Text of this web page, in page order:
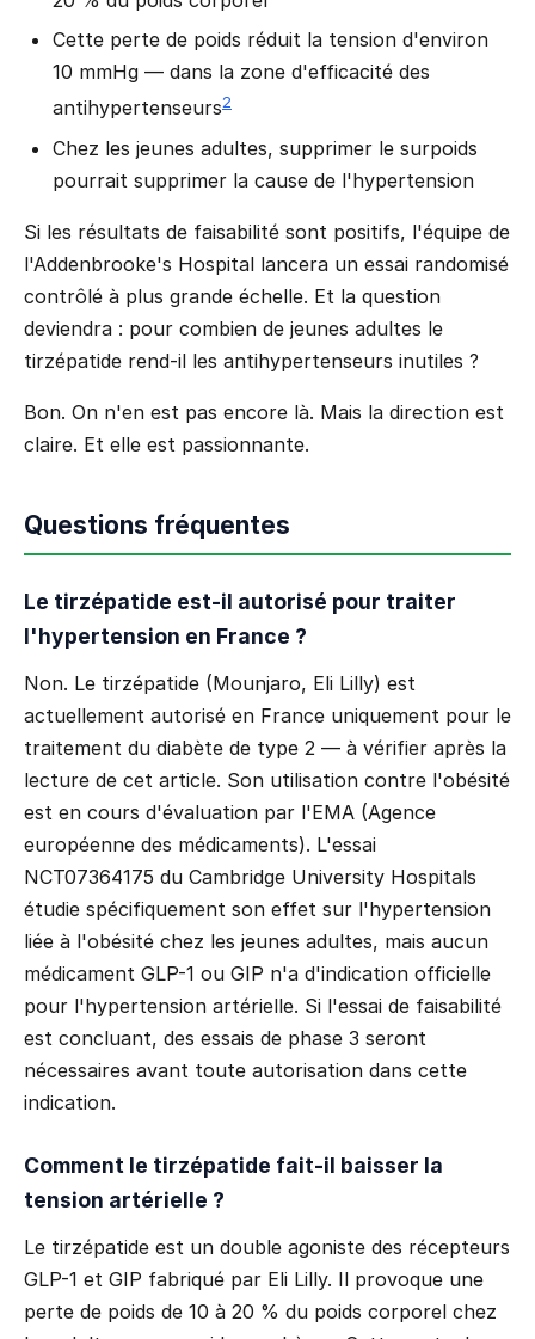
Cette perte de poids réduit la tension d'environ
10 mmHg — dans la zone d'efficacité des
antihypertenseurs2
Chez les jeunes adultes, supprimer le surpoids
pourrait supprimer la cause de l'hypertension
Si les résultats de faisabilité sont positifs, l'équipe de
l'Addenbrooke's Hospital lancera un essai randomisé
contrôlé à plus grande échelle. Et la question
deviendra : pour combien de jeunes adultes le
tirzépatide rend-il les antihypertenseurs inutiles ?
Bon. On n'en est pas encore là. Mais la direction est
claire. Et elle est passionnante.
Questions fréquentes
Le tirzépatide est-il autorisé pour traiter
l'hypertension en France ?
Non. Le tirzépatide (Mounjaro, Eli Lilly) est
actuellement autorisé en France uniquement pour le
traitement du diabète de type 2 — à vérifier après la
lecture de cet article. Son utilisation contre l'obésité
est en cours d'évaluation par l'EMA (Agence
européenne des médicaments). L'essai
NCT07364175 du Cambridge University Hospitals
étudie spécifiquement son effet sur l'hypertension
liée à l'obésité chez les jeunes adultes, mais aucun
médicament GLP-1 ou GIP n'a d'indication officielle
pour l'hypertension artérielle. Si l'essai de faisabilité
est concluant, des essais de phase 3 seront
nécessaires avant toute autorisation dans cette
indication.
Comment le tirzépatide fait-il baisser la
tension artérielle ?
Le tirzépatide est un double agoniste des récepteurs
GLP-1 et GIP fabriqué par Eli Lilly. Il provoque une
perte de poids de 10 à 20 % du poids corporel chez